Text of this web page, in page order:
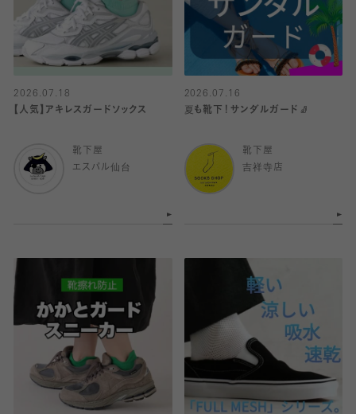
2026.07.18
【人気】アキレスガードソックス
靴下屋
エスパル仙台
2026.07.16
夏も靴下！サンダルガード🧦
靴下屋
吉祥寺店